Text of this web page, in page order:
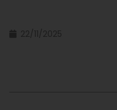
22/11/2025